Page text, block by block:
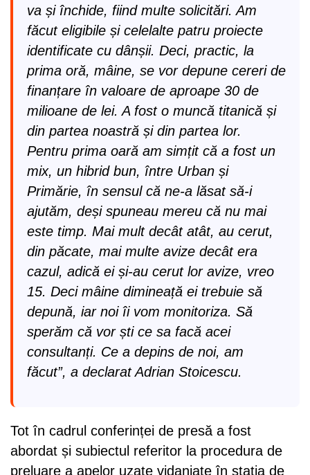
va și închide, fiind multe solicitări. Am
făcut eligibile și celelalte patru proiecte
identificate cu dânșii. Deci, practic, la
prima oră, mâine, se vor depune cereri de
finanțare în valoare de aproape 30 de
milioane de lei. A fost o muncă titanică și
din partea noastră și din partea lor.
Pentru prima oară am simțit că a fost un
mix, un hibrid bun, între Urban și
Primărie, în sensul că ne-a lăsat să-i
ajutăm, deși spuneau mereu că nu mai
este timp. Mai mult decât atât, au cerut,
din păcate, mai multe avize decât era
cazul, adică ei și-au cerut lor avize, vreo
15. Deci mâine dimineață ei trebuie să
depună, iar noi îi vom monitoriza. Să
sperăm că vor ști ce sa facă acei
consultanți. Ce a depins de noi, am
făcut”, a declarat Adrian Stoicescu.
Tot în cadrul conferinței de presă a fost
abordat și subiectul referitor la procedura de
preluare a apelor uzate vidanjate în stația de